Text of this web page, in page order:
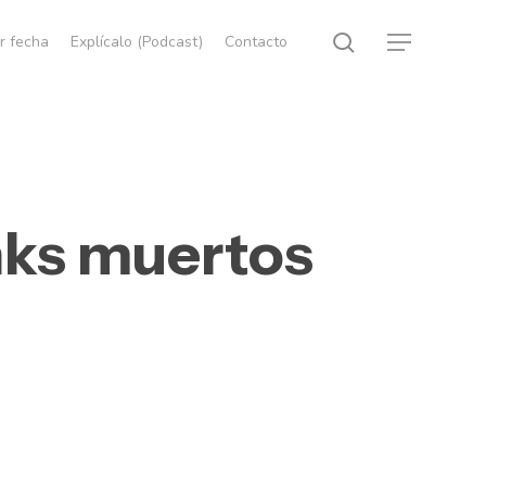
fecha Explícalo (Podcast) Contacto search
Menu
muertos